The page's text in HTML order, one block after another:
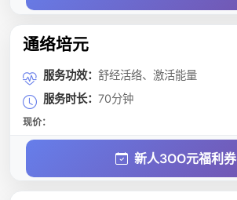
通络培元
服务功效： 舒经活络、激活能量
服务时长： 70分钟
现价：
新人3OO元福利券